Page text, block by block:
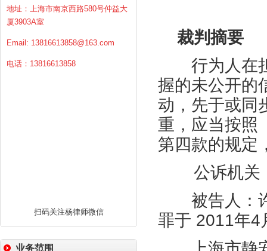
地址：上海市南京西路580号仲益大
厦3903A室
Email: 13816613858@163.com
电话：13816613858
扫码关注杨律师微信
业务范围
裁判摘要
行为人在担
握的未公开的
动，先于或同
重，应当按照
第四款的规定
公诉机关：
被告人：许
罪于 2011年4